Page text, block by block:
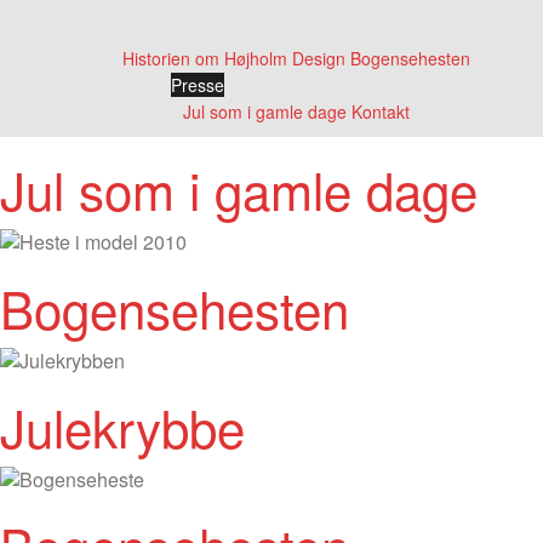
Historien om Højholm Design
Presse
Bogensehesten
Jul som i gamle dage Kontakt
Jul som i gamle dage
Bogensehesten
Julekrybbe